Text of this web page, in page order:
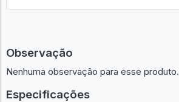
Observação
Nenhuma observação para esse produto.
Especificações